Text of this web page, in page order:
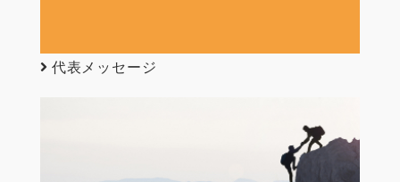
代表メッセージ